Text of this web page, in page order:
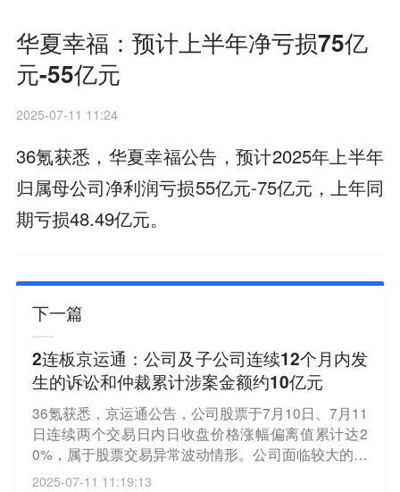
华夏幸福：预计上半年净亏损75亿
元-55亿元
2025-07-11 11:24
36氪获悉，华夏幸福公告，预计2025年上半年
归属母公司净利润亏损55亿元-75亿元，上年同
期亏损48.49亿元。
下一篇
2连板京运通：公司及子公司连续12个月内发
生的诉讼和仲裁累计涉案金额约10亿元
36氪获悉，京运通公告，公司股票于7月10日、7月11
日连续两个交易日内日收盘价格涨幅偏离值累计达2
0%，属于股票交易异常波动情形。公司面临较大的诉
讼风险，公司分别于7月5日、7月9日披露累计诉讼、
2025-07-11 11:19:13